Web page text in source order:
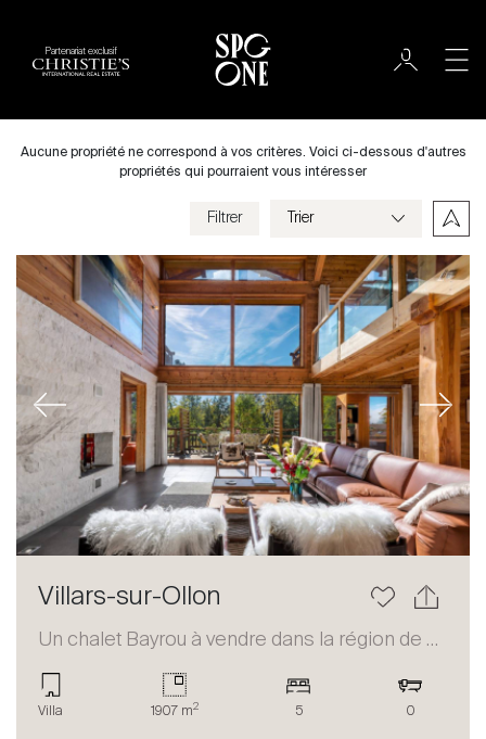
Partenariat exclusif
Villa
Chambres
Critères
Enregistrer mes critères
Aucune propriété ne correspond à vos critères. Voici ci-dessous d'autres
propriétés qui pourraient vous intéresser
Filtrer
Previous Next
Villars-sur-Ollon
Un chalet Bayrou à vendre dans la région de Villars-sur-Ollon
Villa 1907 m2 5 0